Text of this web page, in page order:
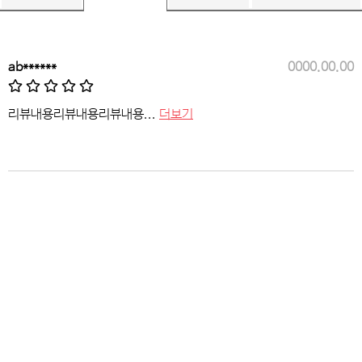
ab****** 0000.00.00
리뷰내용리뷰내용리뷰내용... 더보기